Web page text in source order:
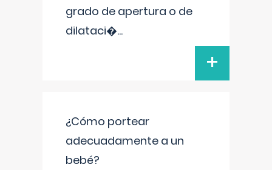
grado de apertura o de
dilataci�...
+
¿Cómo portear
adecuadamente a un
bebé?